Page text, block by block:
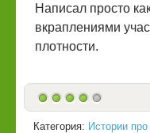
Написал просто
вкраплениями
плотности.
Категория: Истории